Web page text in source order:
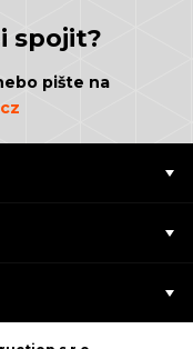
spojit?
pište na